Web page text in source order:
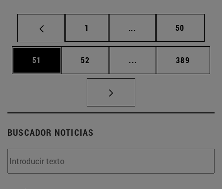
Página
1 ... Páginas intermedias
Página
50
Página
51 Página
52 ... Páginas intermedias
Página
389
BUSCADOR NOTICIAS